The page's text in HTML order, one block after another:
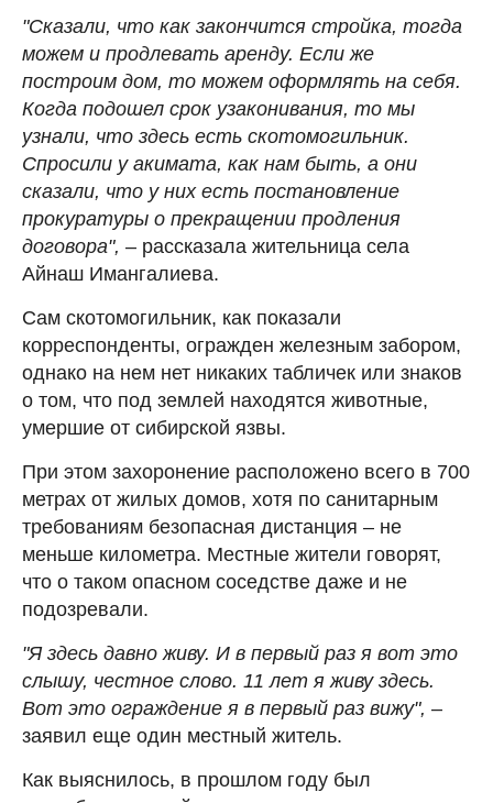
"Сказали, что как закончится стройка, тогда
можем и продлевать аренду. Если же
построим дом, то можем оформлять на себя.
Когда подошел срок узаконивания, то мы
узнали, что здесь есть скотомогильник.
Спросили у акимата, как нам быть, а они
сказали, что у них есть постановление
прокуратуры о прекращении продления
договора", – рассказала жительница села
Айнаш Имангалиева.
Сам скотомогильник, как показали
корреспонденты, огражден железным забором,
однако на нем нет никаких табличек или знаков
о том, что под землей находятся животные,
умершие от сибирской язвы.
При этом захоронение расположено всего в 700
метрах от жилых домов, хотя по санитарным
требованиям безопасная дистанция – не
меньше километра. Местные жители говорят,
что о таком опасном соседстве даже и не
подозревали.
"Я здесь давно живу. И в первый раз я вот это
слышу, честное слово. 11 лет я живу здесь.
Вот это ограждение я в первый раз вижу", –
заявил еще один местный житель.
Как выяснилось, в прошлом году был